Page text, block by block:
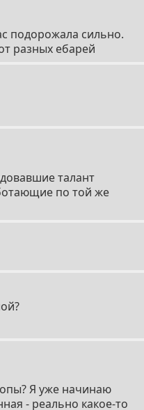
подорожала сильно.
разных ебарей
талант
по той же
Я уже начинаю
- реально какое-то